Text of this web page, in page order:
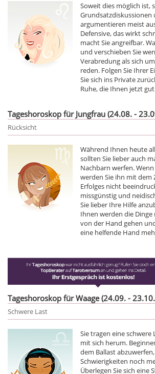
Soweit dies möglich ist,
Grundsatzdiskussionen
argumentieren meist
Defensive, das wirkt
macht Sie angreifbar.
und verschieben Sie
Verabredung als sich
reden. Folgen Sie Ihrer
Sie sich ins Private
Ruhe, die Ihnen jetzt
Tageshoroskop für Jungfrau (24.08. -
Rücksicht
Während Ihnen heute
sollten Sie lieber auch
Nachbarn werfen.
werden Sie ihn mit dem
Erfolges nicht
missgünstig und
Sie lieber Ihre Hilfe
Ihnen werden die
von der Hand gehen
eine helfende Hand
Tageshoroskop für Waage (24.09. -
Schwere Last
Sie tragen eine schwere
mit sich herum.
dem Ballast
Schwierigkeiten noch
Überlegen Sie sich eine